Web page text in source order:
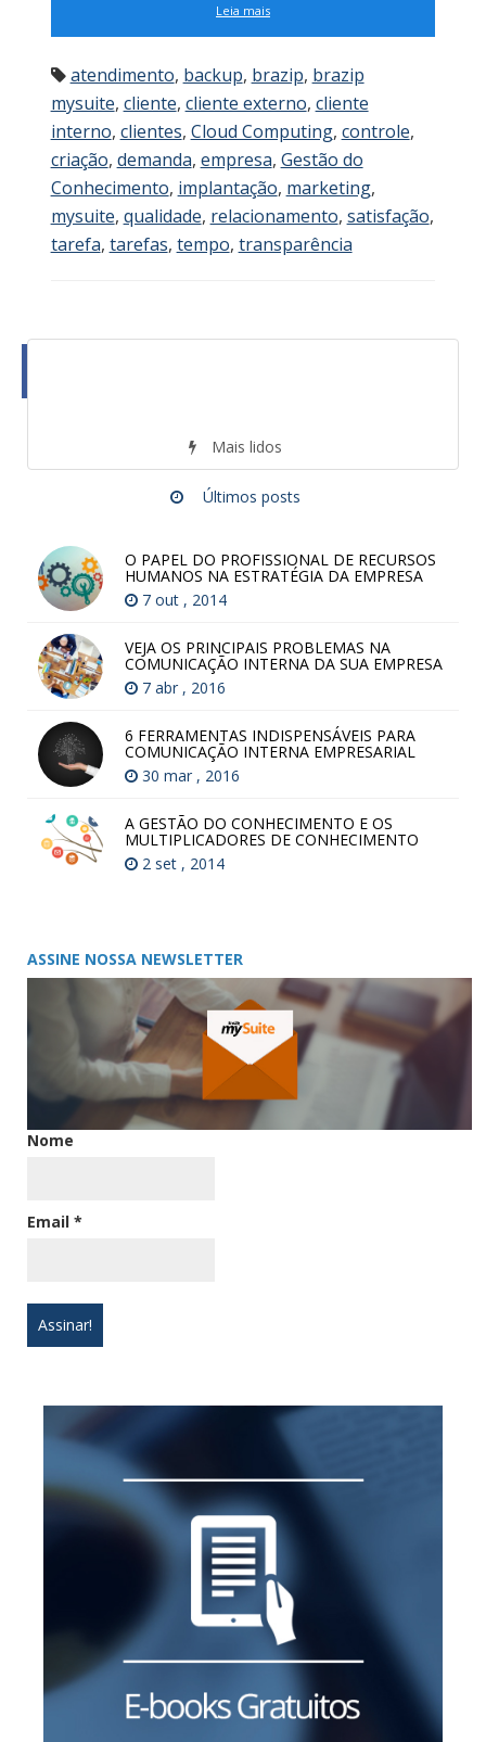
Leia mais
atendimento, backup, brazip, brazip
mysuite, cliente, cliente externo, cliente
interno, clientes, Cloud Computing, controle,
criação, demanda, empresa, Gestão do
Conhecimento, implantação, marketing,
mysuite, qualidade, relacionamento, satisfação,
tarefa, tarefas, tempo, transparência
Mais lidos
Últimos posts
O PAPEL DO PROFISSIONAL DE RECURSOS
HUMANOS NA ESTRATÉGIA DA EMPRESA
7 out , 2014
VEJA OS PRINCIPAIS PROBLEMAS NA
COMUNICAÇÃO INTERNA DA SUA EMPRESA
7 abr , 2016
6 FERRAMENTAS INDISPENSÁVEIS PARA
COMUNICAÇÃO INTERNA EMPRESARIAL
30 mar , 2016
A GESTÃO DO CONHECIMENTO E OS
MULTIPLICADORES DE CONHECIMENTO
2 set , 2014
ASSINE NOSSA NEWSLETTER
Nome
Email *